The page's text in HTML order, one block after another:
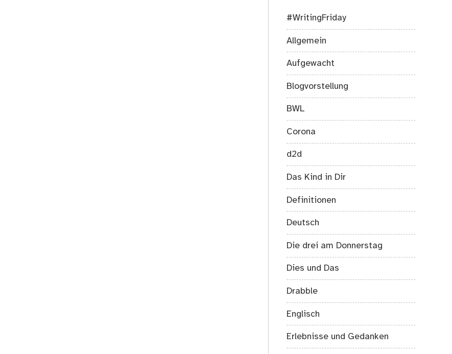
#WritingFriday
Allgemein
Aufgewacht
Blogvorstellung
BWL
Corona
d2d
Das Kind in Dir
Definitionen
Deutsch
Die drei am Donnerstag
Dies und Das
Drabble
Englisch
Erlebnisse und Gedanken